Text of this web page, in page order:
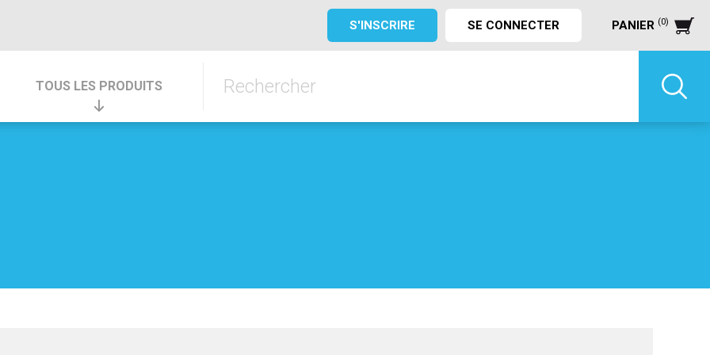
S'INSCRIRE SE CONNECTER PANIER (0)
TOUS LES PRODUITS